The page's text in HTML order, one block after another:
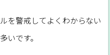
を警戒してよくわからない
いです。